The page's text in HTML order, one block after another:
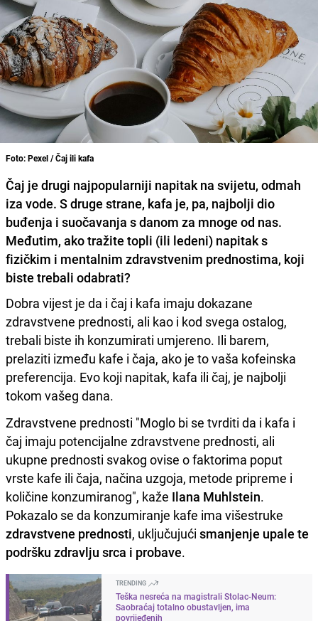
Foto: Pexel / Čaj ili kafa
Čaj je drugi najpopularniji napitak na svijetu, odmah
iza vode. S druge strane, kafa je, pa, najbolji dio
buđenja i suočavanja s danom za mnoge od nas.
Međutim, ako tražite topli (ili ledeni) napitak s
fizičkim i mentalnim zdravstvenim prednostima, koji
biste trebali odabrati?
Dobra vijest je da i čaj i kafa imaju dokazane
zdravstvene prednosti, ali kao i kod svega ostalog,
trebali biste ih konzumirati umjereno. Ili barem,
prelaziti između kafe i čaja, ako je to vaša kofeinska
preferencija. Evo koji napitak, kafa ili čaj, je najbolji
tokom vašeg dana.
Zdravstvene prednosti "Moglo bi se tvrditi da i kafa i
čaj imaju potencijalne zdravstvene prednosti, ali
ukupne prednosti svakog ovise o faktorima poput
vrste kafe ili čaja, načina uzgoja, metode pripreme i
količine konzumiranog", kaže Ilana Muhlstein.
Pokazalo se da konzumiranje kafe ima višestruke
zdravstvene prednosti, uključujući smanjenje upale te
podršku zdravlju srca i probave.
TRENDING
Teška nesreća na magistrali Stolac-Neum:
Saobraćaj totalno obustavljen, ima
povrijeđenih